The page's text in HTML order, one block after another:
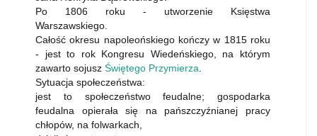
Po 1806 roku - utworzenie Księstwa
Warszawskiego.
Całość okresu napoleońskiego kończy w 1815 roku
- jest to rok Kongresu Wiedeńskiego, na którym
zawarto sojusz Świętego Przymierza
Sytuacja społeczeństwa:
jest to społeczeństwo feudalne; gospodarka
feudalna opierała się na pańszczyźnianej pracy
chłopów, na folwarkach,